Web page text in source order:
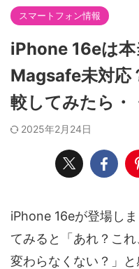
スマートフォン情報
iPhone 16eは本
Magsafe未対応
較してみたら・
2025年2月24日
iPhone 16eが登場し
てみると「あれ？こ
変わらなくない？」